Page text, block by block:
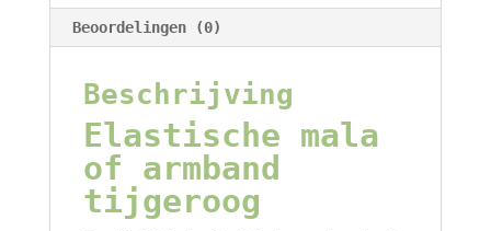
Beoordelingen (0)
Beschrijving
Elastische mala
of armband
tijgeroog